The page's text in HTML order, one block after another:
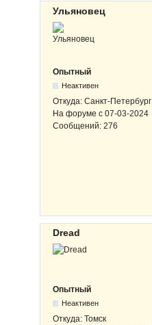
Ульяновец
Опытный
Неактивен
Откуда: Санкт-Петербург
На форуме с 07-03-2024
Сообщений: 276
Dread
Опытный
Неактивен
Откуда: Томск